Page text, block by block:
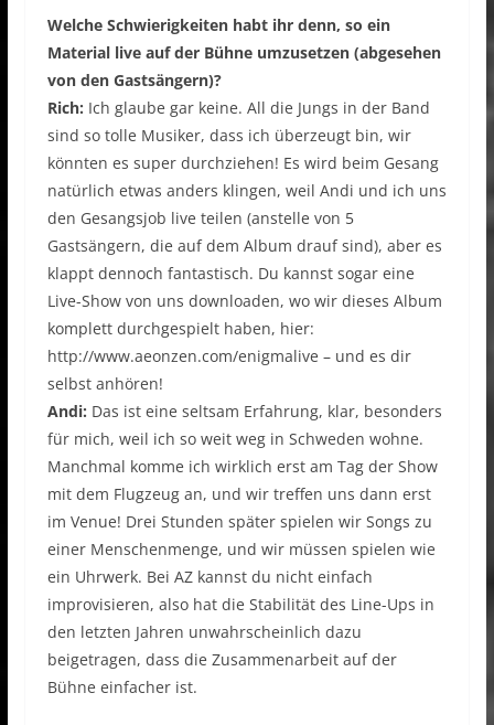
Welche Schwierigkeiten habt ihr denn, so ein
Material live auf der Bühne umzusetzen (abgesehen
von den Gastsängern)?
Rich: Ich glaube gar keine. All die Jungs in der Band
sind so tolle Musiker, dass ich überzeugt bin, wir
könnten es super durchziehen! Es wird beim Gesang
natürlich etwas anders klingen, weil Andi und ich uns
den Gesangsjob live teilen (anstelle von 5
Gastsängern, die auf dem Album drauf sind), aber es
klappt dennoch fantastisch. Du kannst sogar eine
Live-Show von uns downloaden, wo wir dieses Album
komplett durchgespielt haben, hier:
http://www.aeonzen.com/enigmalive – und es dir
selbst anhören!
Andi: Das ist eine seltsam Erfahrung, klar, besonders
für mich, weil ich so weit weg in Schweden wohne.
Manchmal komme ich wirklich erst am Tag der Show
mit dem Flugzeug an, und wir treffen uns dann erst
im Venue! Drei Stunden später spielen wir Songs zu
einer Menschenmenge, und wir müssen spielen wie
ein Uhrwerk. Bei AZ kannst du nicht einfach
improvisieren, also hat die Stabilität des Line-Ups in
den letzten Jahren unwahrscheinlich dazu
beigetragen, dass die Zusammenarbeit auf der
Bühne einfacher ist.